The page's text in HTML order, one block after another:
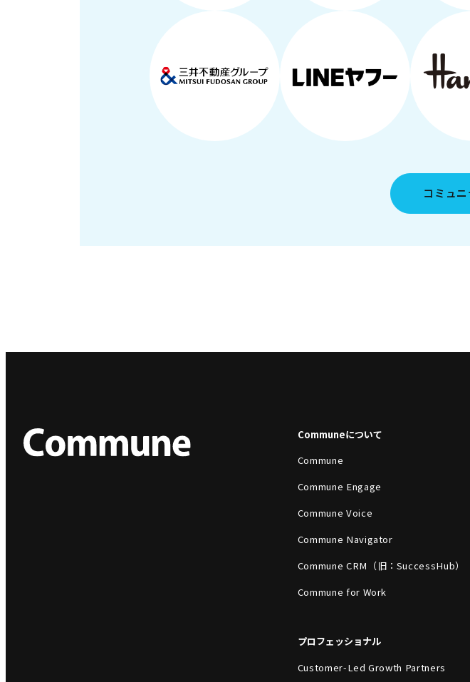
コミュ
Communeについて
Commune
Commune Engage
Commune Voice
Commune Navigator
Commune CRM（旧：SuccessHub）
Commune for Work
プロフェッショナル
Customer-Led Growth Partners